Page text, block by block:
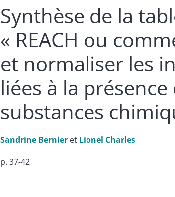
Synthèse de la
« REACH ou
et normaliser les
liées à la présence
substances
Sandrine Bernier et Lionel Charles
p. 37-42